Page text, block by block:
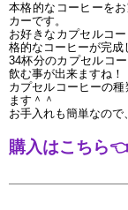
本格的なコーヒーを
カーです。
お好きなカプセルコ
格的なコーヒーが完成
34杯分のカプセルコ
飲む事が出来ますね！
カプセルコーヒーの
ます＾＾
お手入れも簡単なの
購入はこちら